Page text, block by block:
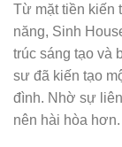
Từ mặt tiền kiến
năng, Sinh
trúc sáng tạo và
sư đã kiến tạo
đình. Nhờ sự
nên hài hòa hơn.